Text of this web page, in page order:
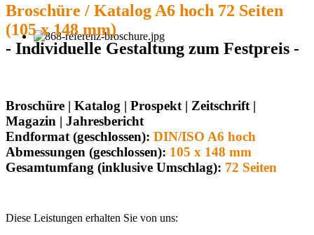
Broschüre / Katalog A6 hoch 72 Seiten
(105 x 148 mm)
- Individuelle Gestaltung zum Festpreis -
Broschüre | Katalog | Prospekt | Zeitschrift |
Magazin | Jahresbericht
Endformat (geschlossen): DIN/ISO A6 hoch
Abmessungen (geschlossen): 105 x 148 mm
Gesamtumfang (inklusive Umschlag): 72 Seiten
Diese Leistungen erhalten Sie von uns: